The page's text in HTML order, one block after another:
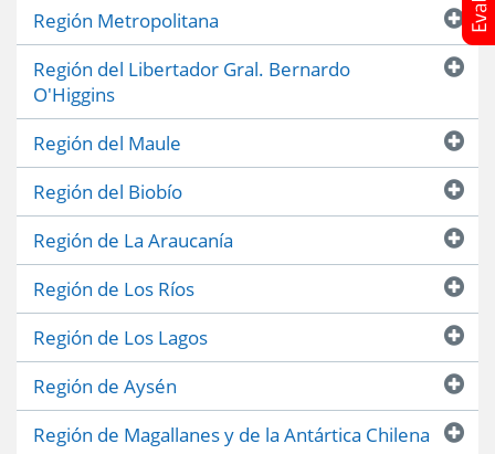
Región Metropolitana
Región del Libertador Gral. Bernardo
O'Higgins
Región del Maule
Región del Biobío
Región de La Araucanía
Región de Los Ríos
Región de Los Lagos
Región de Aysén
Región de Magallanes y de la Antártica Chilena